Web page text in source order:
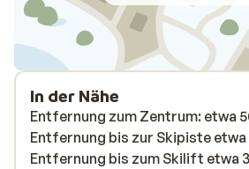
In der Nähe
Entfernung zum Zentrum: etwa
Entfernung bis zur Skipiste
Entfernung bis zum Skilift etwa